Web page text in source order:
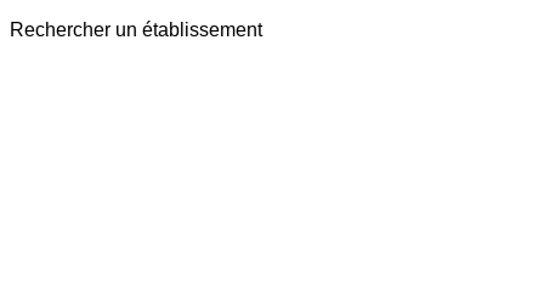
Rechercher un établissement